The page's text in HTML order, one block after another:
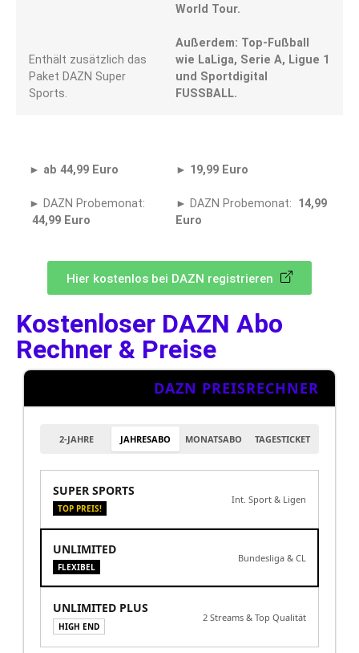
Enthält zusätzlich das
Paket DAZN Super
Sports.
World Tour.
Außerdem: Top-Fußball
wie LaLiga, Serie A, Ligue 1
und Sportdigital
FUSSBALL.
► ab 44,99 Euro
► DAZN Probemonat:
44,99 Euro
► 19,99 Euro
► DAZN Probemonat: 14,99
Euro
Hier kostenlos bei DAZN registrieren
Kostenloser DAZN Abo
Rechner & Preise
DAZN PREISRECHNER
2-JAHRE JAHRESABO MONATSABO TAGESTICKET
SUPER SPORTS
TOP PREIS!
Int. Sport & Ligen
UNLIMITED
FLEXIBEL
Bundesliga & CL
UNLIMITED PLUS
HIGH END
2 Streams & Top Qualität